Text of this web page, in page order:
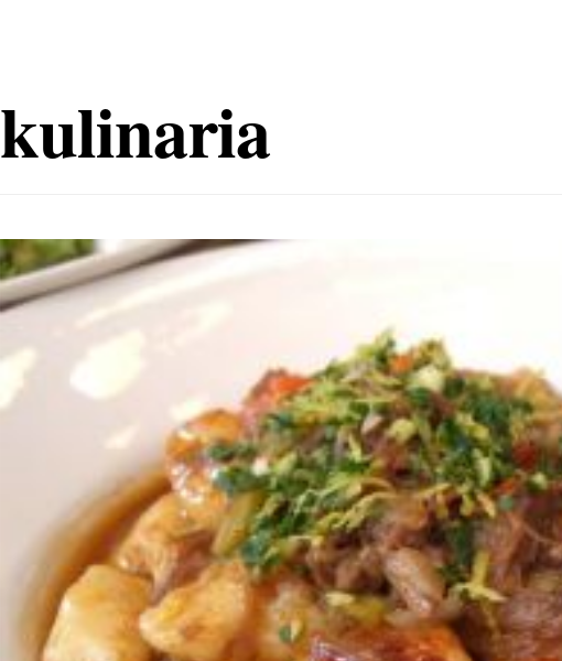
kulinaria